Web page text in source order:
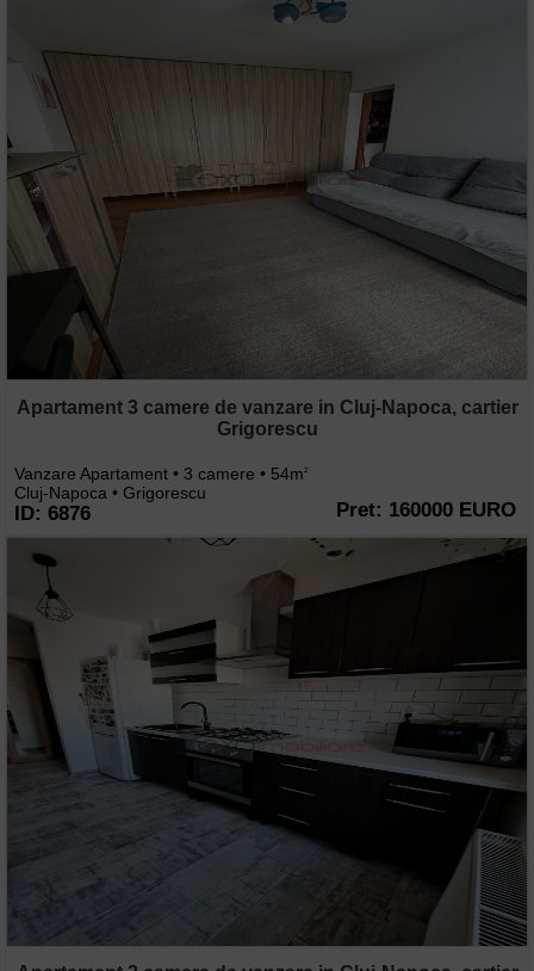
Apartament 3 camere de vanzare in Cluj-Napoca, cartier
Grigorescu
Vanzare Apartament • 3 camere • 54m2
Cluj-Napoca • Grigorescu
ID: 6876 Pret: 160000 EURO